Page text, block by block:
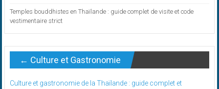
Temples bouddhistes en Thaïlande : guide complet de visite et code
vestimentaire strict
← Culture et Gastronomie
Culture et gastronomie de la Thaïlande : guide complet et